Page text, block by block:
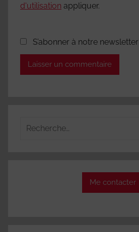
d'utilisation appliquer.
S’abonner à notre newsletter
Recherche
Me contacter